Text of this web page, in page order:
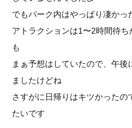
でもパーク内はやっぱり凄かっ
アトラクションは1〜2時間待
も
まぁ予想はしていたので、午
ましたけどね
さすがに日帰りはキツかったの
たいです